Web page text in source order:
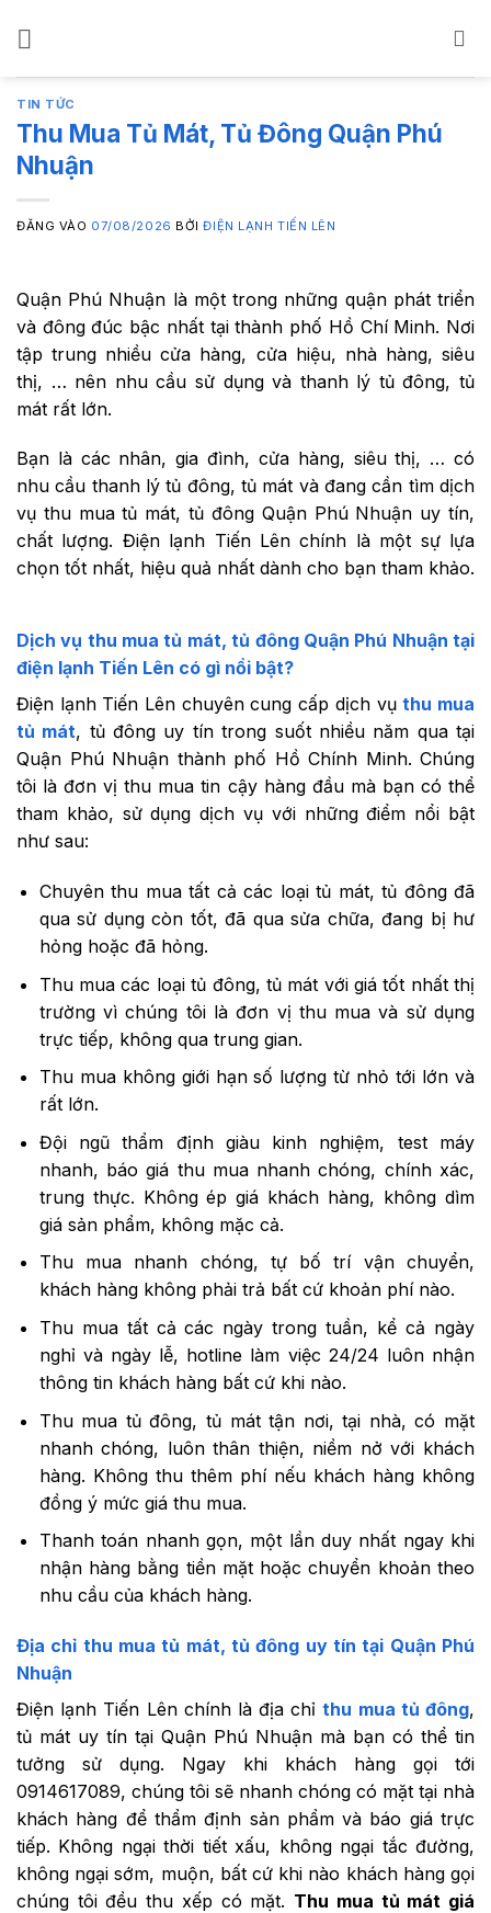
dungTIN TỨC
Thu Mua Tủ Mát, Tủ Đông Quận Phú
Nhuận
ĐĂNG VÀO 07/08/2026 BỞIĐIỆN LẠNH TIẾN LÊN
Quận Phú Nhuận là một trong những quận phát triển
và đông đúc bậc nhất tại thành phố Hồ Chí Minh. Nơi
tập trung nhiều cửa hàng, cửa hiệu, nhà hàng, siêu
thị, … nên nhu cầu sử dụng và thanh lý tủ đông, tủ
mát rất lớn.
Bạn là các nhân, gia đình, cửa hàng, siêu thị, … có
nhu cầu thanh lý tủ đông, tủ mát và đang cần tìm dịch
vụ thu mua tủ mát, tủ đông Quận Phú Nhuận uy tín,
chất lượng. Điện lạnh Tiến Lên chính là một sự lựa
chọn tốt nhất, hiệu quả nhất dành cho bạn tham khảo.
Dịch vụ thu mua tủ mát, tủ đông Quận Phú Nhuận tại
điện lạnh Tiến Lên có gì nổi bật?
Điện lạnh Tiến Lên chuyên cung cấp dịch vụthu mua
tủ mát, tủ đông uy tín trong suốt nhiều năm qua tại
Quận Phú Nhuận thành phố Hồ Chính Minh. Chúng
tôi là đơn vị thu mua tin cậy hàng đầu mà bạn có thể
tham khảo, sử dụng dịch vụ với những điểm nổi bật
như sau:
Chuyên thu mua tất cả các loại tủ mát, tủ đông đã
qua sử dụng còn tốt, đã qua sửa chữa, đang bị hư
hỏng hoặc đã hỏng.
Thu mua các loại tủ đông, tủ mát với giá tốt nhất thị
trường vì chúng tôi là đơn vị thu mua và sử dụng
trực tiếp, không qua trung gian.
Thu mua không giới hạn số lượng từ nhỏ tới lớn và
rất lớn.
Đội ngũ thẩm định giàu kinh nghiệm, test máy
nhanh, báo giá thu mua nhanh chóng, chính xác,
trung thực. Không ép giá khách hàng, không dìm
giá sản phẩm, không mặc cả.
Thu mua nhanh chóng, tự bố trí vận chuyển,
khách hàng không phải trả bất cứ khoản phí nào.
Thu mua tất cả các ngày trong tuần, kể cả ngày
nghỉ và ngày lễ, hotline làm việc 24/24 luôn nhận
thông tin khách hàng bất cứ khi nào.
Thu mua tủ đông, tủ mát tận nơi, tại nhà, có mặt
nhanh chóng, luôn thân thiện, niềm nở với khách
hàng. Không thu thêm phí nếu khách hàng không
đồng ý mức giá thu mua.
Thanh toán nhanh gọn, một lần duy nhất ngay khi
nhận hàng bằng tiền mặt hoặc chuyển khoản theo
nhu cầu của khách hàng.
Địa chỉ thu mua tủ mát, tủ đông uy tín tại Quận Phú
Nhuận
Điện lạnh Tiến Lên chính là địa chỉthu mua tủ đông,
tủ mát uy tín tại Quận Phú Nhuận mà bạn có thể tin
tưởng sử dụng. Ngay khi khách hàng gọi tới
0914617089, chúng tôi sẽ nhanh chóng có mặt tại nhà
khách hàng để thẩm định sản phẩm và báo giá trực
tiếp. Không ngại thời tiết xấu, không ngại tắc đường,
không ngại sớm, muộn, bất cứ khi nào khách hàng gọi
chúng tôi đều thu xếp có mặt. Thu mua tủ mát giá